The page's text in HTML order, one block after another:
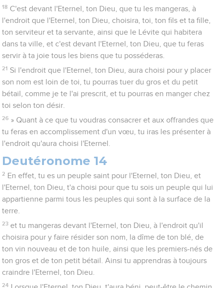
18 C'est devant l'Eternel, ton Dieu, que tu les mangeras, à
l'endroit que l'Eternel, ton Dieu, choisira, toi, ton fils et ta fille,
ton serviteur et ta servante, ainsi que le Lévite qui habitera
dans ta ville, et c'est devant l'Eternel, ton Dieu, que tu feras
servir à ta joie tous les biens que tu posséderas.
21 Si l'endroit que l'Eternel, ton Dieu, aura choisi pour y placer
son nom est loin de toi, tu pourras tuer du gros et du petit
bétail, comme je te l'ai prescrit, et tu pourras en manger chez
toi selon ton désir.
26 » Quant à ce que tu voudras consacrer et aux offrandes que
tu feras en accomplissement d'un vœu, tu iras les présenter à
l'endroit qu'aura choisi l'Eternel.
Deutéronome 14
2 En effet, tu es un peuple saint pour l'Eternel, ton Dieu, et
l'Eternel, ton Dieu, t'a choisi pour que tu sois un peuple qui lui
appartienne parmi tous les peuples qui sont à la surface de la
terre.
23 et tu mangeras devant l'Eternel, ton Dieu, à l'endroit qu'il
choisira pour y faire résider son nom, la dîme de ton blé, de
ton vin nouveau et de ton huile, ainsi que les premiers-nés de
ton gros et de ton petit bétail. Ainsi tu apprendras à toujours
craindre l'Eternel, ton Dieu.
24